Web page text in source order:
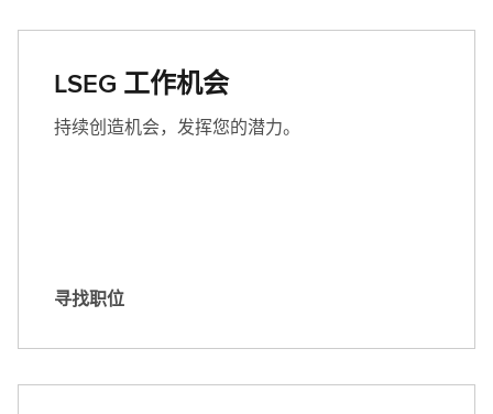
S
G
LSEG 工作机会
持续创造机会，发挥您的潜力。
寻
位
寻找职位